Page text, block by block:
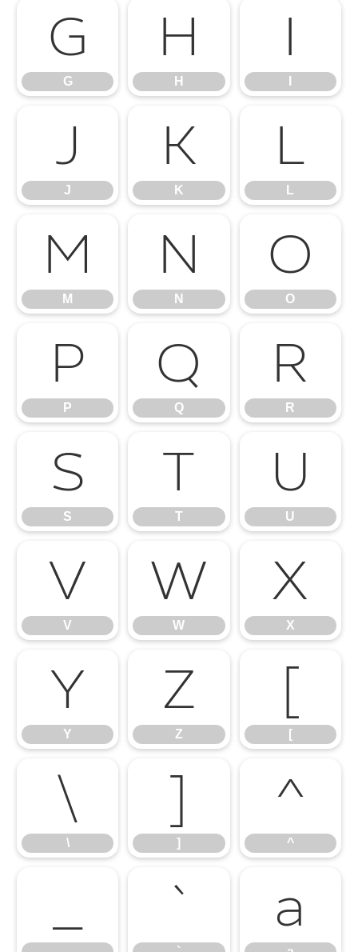
G
G
H
H
I
J
J
K
K
L
L
M
M
N
N
O
O
P
P
Q
Q
R
R
S
S
T
T
U
U
V
V
W
W
X
X
Y
Y
Z
Z
[
[
\
\
]
]
^
^
_ ` a